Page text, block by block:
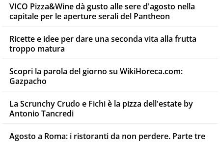
VICO Pizza&Wine dà gusto alle sere d'agosto nella
capitale per le aperture serali del Pantheon
Ricette e idee per dare una seconda vita alla frutta
troppo matura
Scopri la parola del giorno su WikiHoreca.com:
Gazpacho
La Scrunchy Crudo e Fichi è la pizza dell'estate by
Antonio Tancredi
Agosto a Roma: i ristoranti da non perdere. Parte tre